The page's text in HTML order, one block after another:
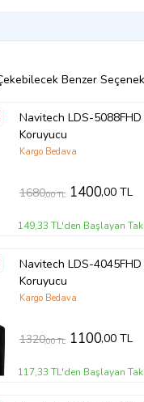
Benzer
Navitech LDS-
Koruyucu
Kargo Bedava
1680,00 TL 1400,00 TL
149,33 TL'den Başlayan
Navitech LDS-
Koruyucu
Kargo Bedava
1320,00 TL 1100,00 TL
117,33 TL'den Başlayan